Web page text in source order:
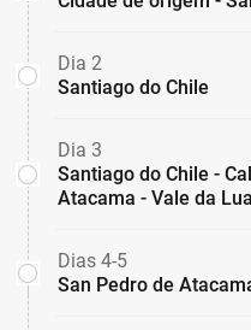
Dia 2
Santiago do Chile
Dia 3
Santiago do Chile -
Atacama - Vale da
Dias 4-5
San Pedro de